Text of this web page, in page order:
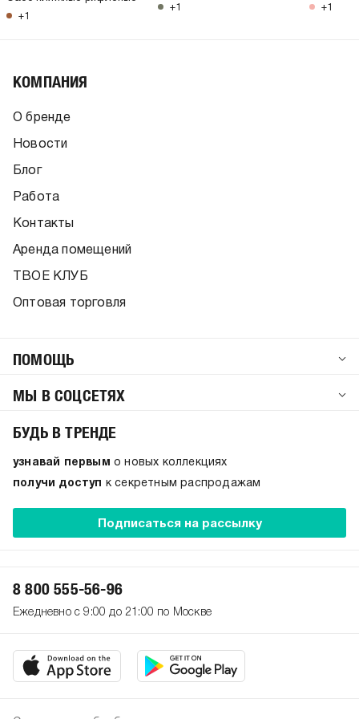
+1
+1 +1
КОМПАНИЯ
О бренде
Новости
Блог
Работа
Контакты
Аренда помещений
ТВОЕ КЛУБ
Оптовая торговля
ПОМОЩЬ
МЫ В СОЦСЕТЯХ
БУДЬ В ТРЕНДЕ
узнавай первым о новых коллекциях
получи доступ
к секретным распродажам
Подписаться на рассылку
8 800 555-56-96
Ежедневно с 9:00 до 21:00 по Москве